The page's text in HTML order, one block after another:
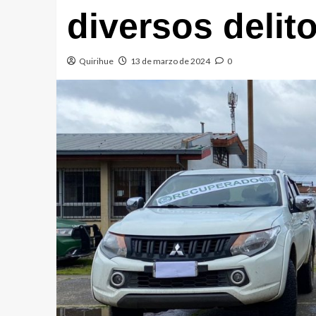
diversos
Quirihue 13 de marzo de 2024 0